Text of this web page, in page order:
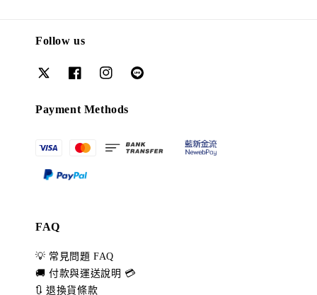
Follow us
Payment Methods
FAQ
💡 常見問題 FAQ
🚚 付款與運送說明 💳
🔃 退換貨條款